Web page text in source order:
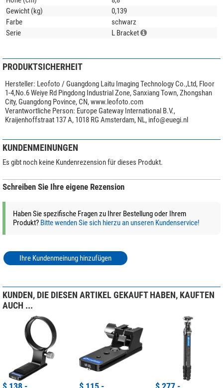
Gewicht (kg)
0,139
Farbe
schwarz
Serie
L Bracket
PRODUKTSICHERHEIT
Hersteller: Leofoto / Guangdong Laitu Imaging Technology Co.,Ltd, Floor
1-4,No.6 Weiye Rd Pingdong Industrial Zone, Sanxiang Town, Zhongshan
City, Guangdong Povince, CN, www.leofoto.com
Verantwortliche Person: Europe Gateway International B.V.,
Kraijenhoffstraat 137 A, 1018 RG Amsterdam, NL, info@euegi.nl
KUNDENMEINUNGEN
Es gibt noch keine Kundenrezension für dieses Produkt.
Schreiben Sie Ihre eigene Rezension
Haben Sie spezifische Fragen zu Ihrer Bestellung oder Ihrem
Produkt? Bitte wenden Sie sich hierzu an unseren Kundenservice!
Ihre Kundenmeinung hinzufügen
KUNDEN, DIE DIESEN ARTIKEL GEKAUFT HABEN, KAUFTEN
AUCH ...